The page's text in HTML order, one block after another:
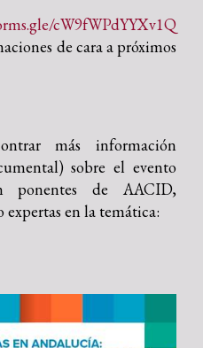
cW9fWPdYYXv1Q
de cara a próximos
más información
sobre el evento
ponentes de AACID,
en la temática: